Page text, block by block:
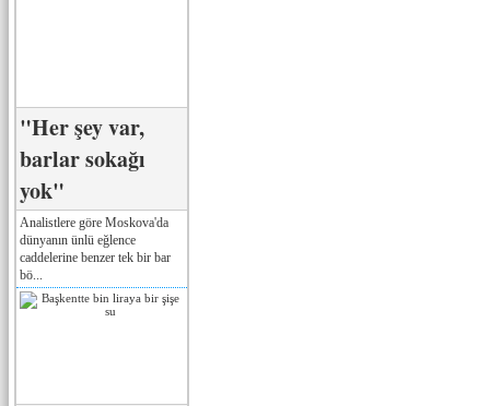
"Her şey var,
barlar sokağı
yok"
Analistlere göre Moskova'da
dünyanın ünlü eğlence
caddelerine benzer tek bir bar
bö...